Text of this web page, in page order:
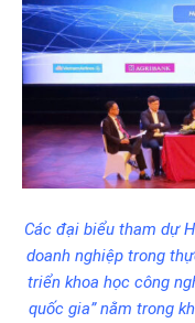
Các đại biểu tham dự
doanh nghiệp trong
triển khoa học công
quốc gia” nằm trong